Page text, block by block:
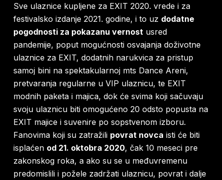
Sve ulaznice kupljene za EXIT 2020. vrede i za
festivalsko izdanje 2021. godine, i to uz dodatne
pogodnosti za pokazanu vernost usred
pandemije, poput mogućnosti osvajanja doživotne
ulaznice za EXIT, dodatnih narukvica za pristup
samoj bini na spektakularnoj mts Dance Areni,
pretvaranja regularne u VIP ulaznicu, te EXIT
modnih paketa i majica, dok će svima koji sačuvaju
svoju ulaznicu biti omogućeno 20 odsto popusta na
EXIT majice i suvenire po sopstvenom izboru.
Fanovima koji su zatražili povrat novca isti će biti
isplaćen od 21. oktobra 2020, čak 10 meseci pre
zakonskog roka, a ako su se u međuvremenu
predomislili i požele zadržati ulaznicu, povrat i dalje